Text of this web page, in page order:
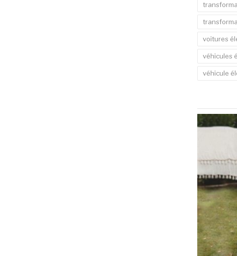
voitures
véhicules
véhicule